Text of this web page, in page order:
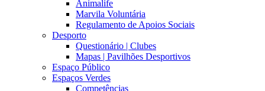
Animalife
Marvila Voluntária
Regulamento de Apoios Sociais
Desporto
Questionário | Clubes
Mapas | Pavilhões Desportivos
Espaço Público
Espaços Verdes
Competências